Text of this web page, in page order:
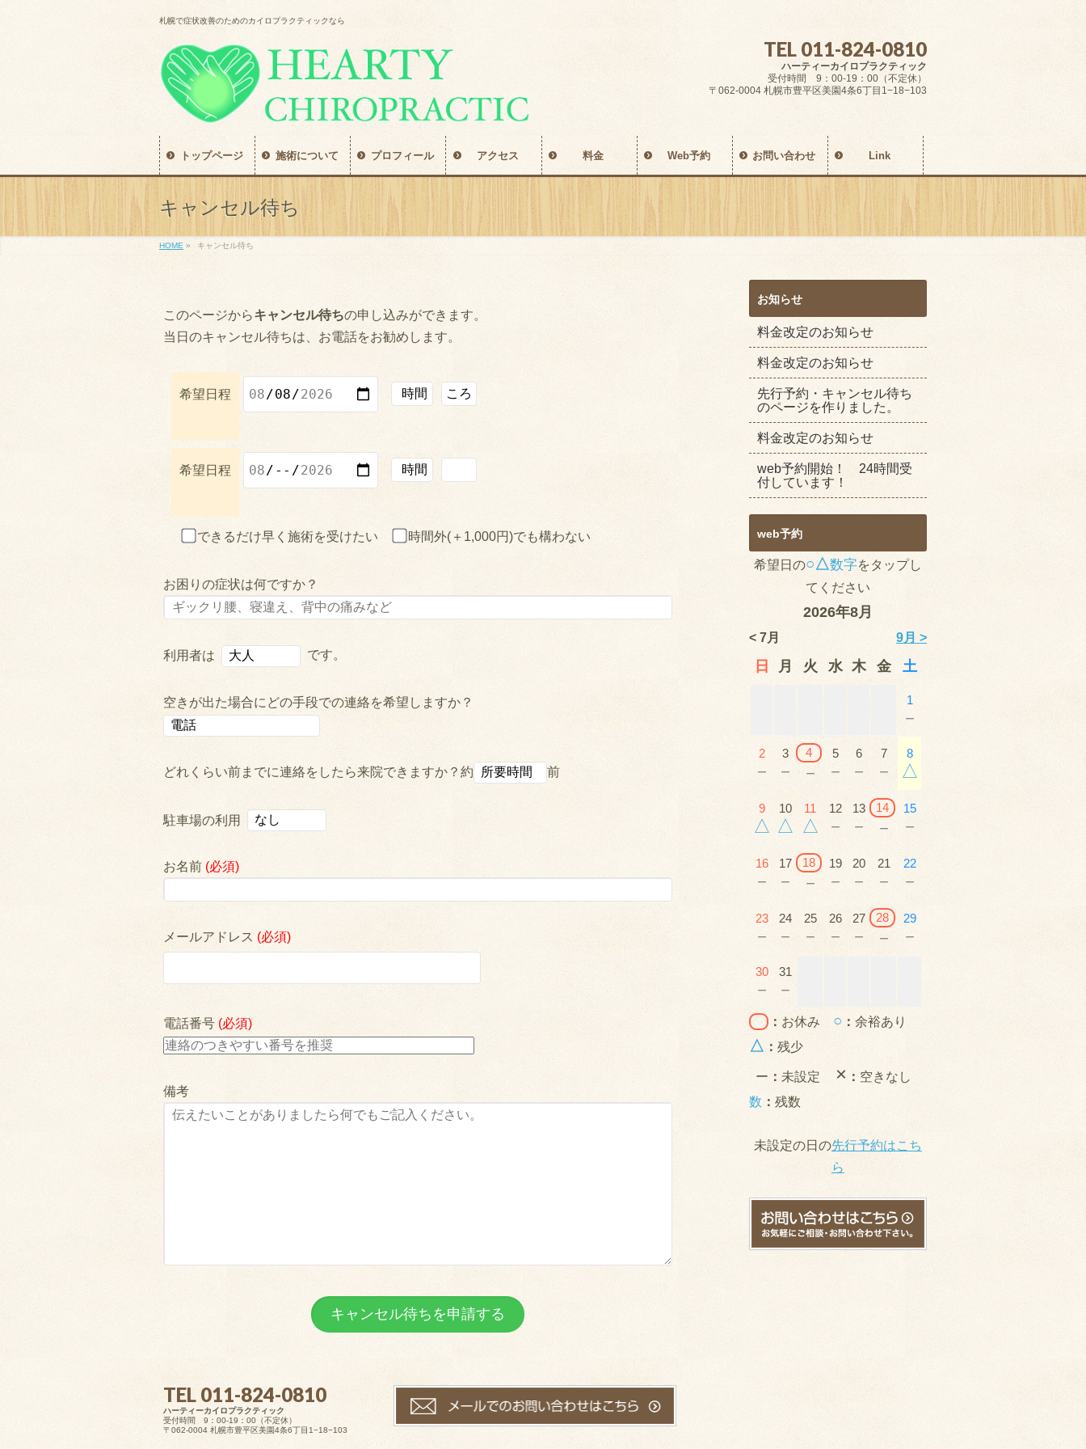
札幌で症状改善のためのカイロプラクティックなら
TEL 011-824-0810
ハーティーカイロプラクティック
受付時間 9：00-19：00（不定休）
〒062-0004 札幌市豊平区美園4条6丁目1−18−103
トップページ 施術について プロフィール アクセス 料金 Web予約 お問い合わせ Link
キャンセル待ち
HOME » キャンセル待ち
このページからキャンセル待ちの申し込みができます。
当日のキャンセル待ちは、お電話をお勧めします。
希望日程
希望日程
できるだけ早く施術を受けたい 時間外(＋1,000円)でも構わない
お困りの症状は何ですか？
利用者は です。
空きが出た場合にどの手段での連絡を希望しますか？
どれくらい前までに連絡をしたら来院できますか？約 前
駐車場の利用
お名前 (必須)
メールアドレス (必須)
電話番号 (必須)
備考
TEL 011-824-0810
ハーティーカイロプラクティック
受付時間 9：00-19：00（不定休）
〒062-0004 札幌市豊平区美園4条6丁目1−18−103
お知らせ
料金改定のお知らせ
料金改定のお知らせ
先行予約・キャンセル待ち
のページを作りました。
料金改定のお知らせ
web予約開始！ 24時間受
付しています！
web予約
希望日の○△数字をタップし
てください
2026年8月
< 7月 9月 >
日 月 火 水 木 金 土
1
－
2
－
3
－
4
－
5
－
6
－
7
－
8
△
9
△
10
△
11
△
12
－
13
－
14
－
15
－
16
－
17
－
18
－
19
－
20
－
21
－
22
－
23
－
24
－
25
－
26
－
27
－
28
－
29
－
30
－
31
－
： お休み ○ ： 余裕あり
△ ： 残少
ー ： 未設定 × ： 空きなし
数 ： 残数
未設定の日の先行予約はこち
ら